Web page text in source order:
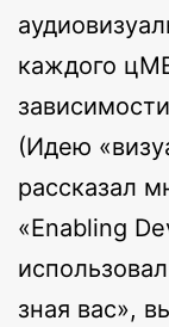
каждого
(Идею
рассказал
«Enabling
зная вас»,